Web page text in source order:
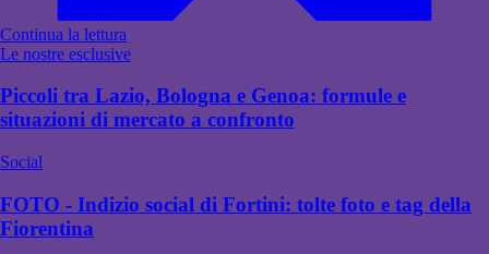
Continua la lettura
Le nostre esclusive
Piccoli tra Lazio, Bologna e Genoa: formule e
situazioni di mercato a confronto
Social
FOTO - Indizio social di Fortini: tolte foto e tag della
Fiorentina